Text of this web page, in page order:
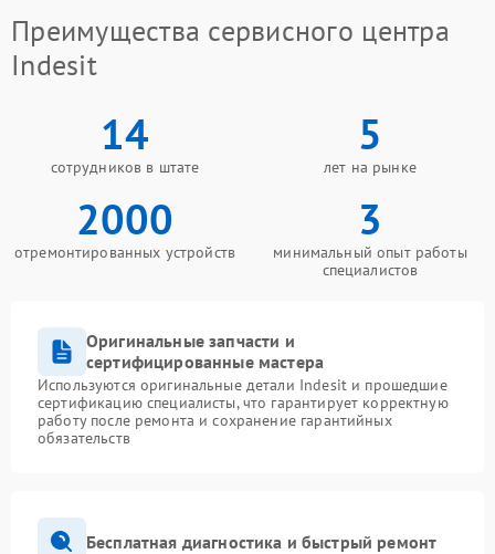
Преимущества сервисного центра
Indesit
14
сотрудников в штате
5
лет на рынке
2000
отремонтированных устройств
3
минимальный опыт работы
специалистов
Оригинальные запчасти и
сертифицированные мастера
Используются оригинальные детали Indesit и прошедшие
сертификацию специалисты, что гарантирует корректную
работу после ремонта и сохранение гарантийных
обязательств
Бесплатная диагностика и быстрый ремонт